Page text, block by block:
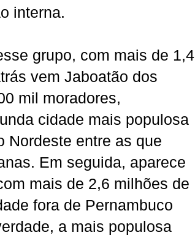
interna.
grupo, com mais de 1,4
vem Jaboatão dos
mil moradores,
cidade mais populosa
Nordeste entre as que
Em seguida, aparece
mais de 2,6 milhões de
fora de Pernambuco
a mais populosa